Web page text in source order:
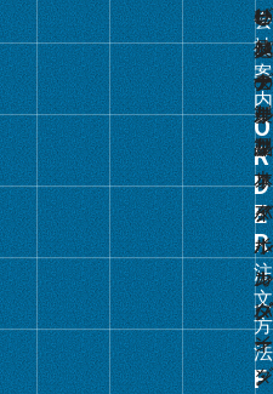
会
社
案
内
ク
注
文
方
法
グ
ル
ー
プ
リ
ン
ク
グ
リ
ジ
ナ
ル
フ
ァ
イ
ル
・
バ
イ
ン
い
フ
ァ
イ
ル
・
バ
イ
ン
ダ
ー
ー
パ
ー
ク
リ
ス
タ
ル
カ
レ
ン
ダ
レ
ン
ダ
ー
製
本
リ
ジ
ナ
ル
ク
リ
ア
ホ
ル
ダ
ー
・
ビ
メ
モ
リ
の
他
の
製
品
じ
具